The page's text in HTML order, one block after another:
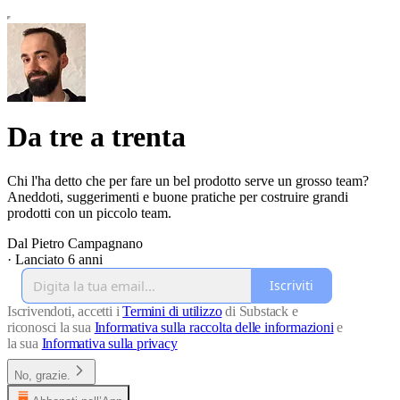
Da tre a trenta
Chi l'ha detto che per fare un bel prodotto serve un grosso team?
Aneddoti, suggerimenti e buone pratiche per costruire grandi
prodotti con un piccolo team.
Dal Pietro Campagnano
· Lanciato 6 anni
Iscriviti
Iscrivendoti, accetti iTermini di utilizzodi Substack e
riconosci la sua Informativa sulla raccolta delle informazioni e
la sua Informativa sulla privacy
No, grazie.